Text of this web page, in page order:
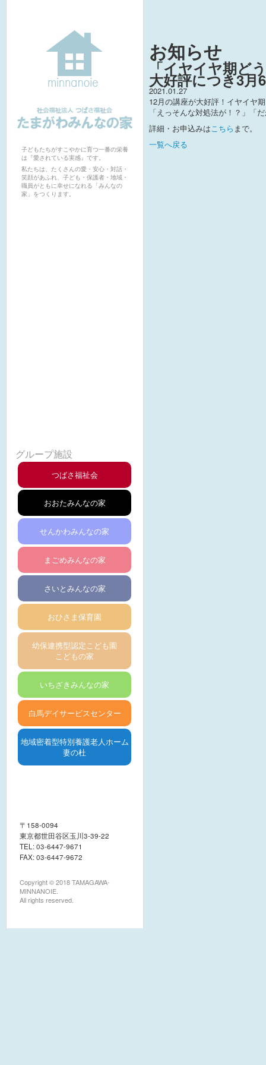
んなの家保育園
子どもたちがすこやかに育つ一番の栄養
は『愛されている実感』です。
私たちは、たくさんの愛・安心・対話・
笑顔があふれ、子ども・保護者・地域・
職員がともに幸せになれる「みんなの
家」をつくります。
グループ施設
つばさ福祉会
おおたみんなの家
せんかわみんなの家
まごめみんなの家
さいとみんなの家
おひさま保育園
幼保連携型認定こども園
こどもの家
いちざきみんなの家
白馬デイサービスセンター
地域密着型特別養護老人ホーム
妻の杜
社会福祉法人つばさ福祉会 たま
がわみんなの家
〒158-0094
東京都世田谷区玉川3‐39‐22
TEL: 03-6447-9671
FAX: 03-6447-9672
Copyright © 2018 TAMAGAWA-
MINNANOIE.
All rights reserved.
お知らせ
「イヤイヤ期ど
大好評につき3月
2021.01.27
12月の講座が大好評！イヤイヤ
「えっそんな対処法が！？」「
詳細・お申込みはこちら まで。
一覧へ戻る